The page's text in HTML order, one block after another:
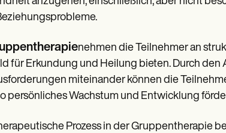
nehmen die Teilnehmer an
für Erkundung und Heilung bieten. Durch
miteinander können die
persönliches Wachstum und Entwicklung
Prozess in der Gruppentherapie